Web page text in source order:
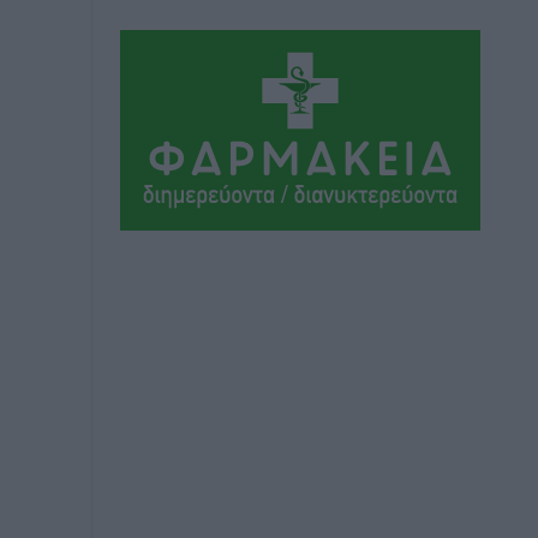
προόδου η ίδρυση Ακαδημίας
πριν 4 ώρες
Ιππότες: Με το βλέμμα στραμμένο στο
μέλλον
Αθλητικά• πριν 4 ώρες